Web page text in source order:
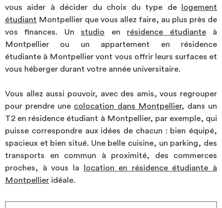
Blog
vous aider à décider du choix du type de
logement
étudiant Montpellier que vous allez faire, au plus près de
vos finances. Un studio en résidence étudianteà
Montpellier ou un appartement en résidence
étudiante à Montpellier vont vous offrir leurs surfaces et
vous héberger durant votre année universitaire.
Vous allez aussi pouvoir, avec des amis, vous regrouper
pour prendre une colocation dans Montpellier, dans un
T2 en résidence étudiant à Montpellier, par exemple, qui
puisse correspondre aux idées de chacun : bien équipé,
spacieux et bien situé. Une belle cuisine, un parking, des
transports en commun à proximité, des commerces
proches, à vous la
location en résidence étudiante à
Montpellier idéale.